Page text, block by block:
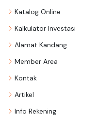
Katalog Online
Kalkulator Investasi
Alamat Kandang
Member Area
Kontak
Artikel
Info Rekening